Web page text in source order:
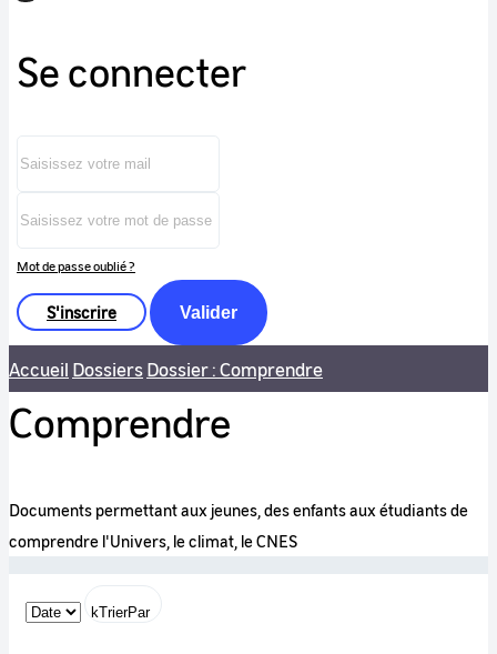
Se connecter
Mot de passe oublié ?
S'inscrire Valider
Accueil DossiersDossier : Comprendre
Comprendre
Documents permettant aux jeunes, des enfants aux étudiants de
comprendre l'Univers, le climat, le CNES
kTrierPar